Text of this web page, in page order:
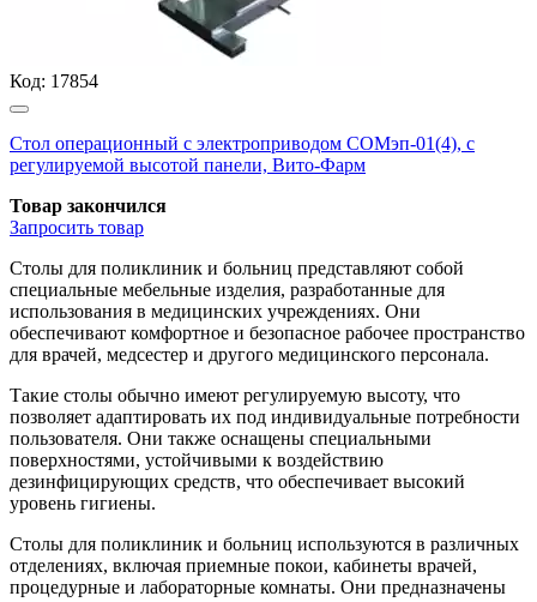
Код: 17854
Стол операционный с электроприводом СОМэп-01(4), с
регулируемой высотой панели, Вито-Фарм
Товар закончился
Запросить товар
Столы для поликлиник и больниц представляют собой
специальные мебельные изделия, разработанные для
использования в медицинских учреждениях. Они
обеспечивают комфортное и безопасное рабочее пространство
для врачей, медсестер и другого медицинского персонала.
Такие столы обычно имеют регулируемую высоту, что
позволяет адаптировать их под индивидуальные потребности
пользователя. Они также оснащены специальными
поверхностями, устойчивыми к воздействию
дезинфицирующих средств, что обеспечивает высокий
уровень гигиены.
Столы для поликлиник и больниц используются в различных
отделениях, включая приемные покои, кабинеты врачей,
процедурные и лабораторные комнаты. Они предназначены